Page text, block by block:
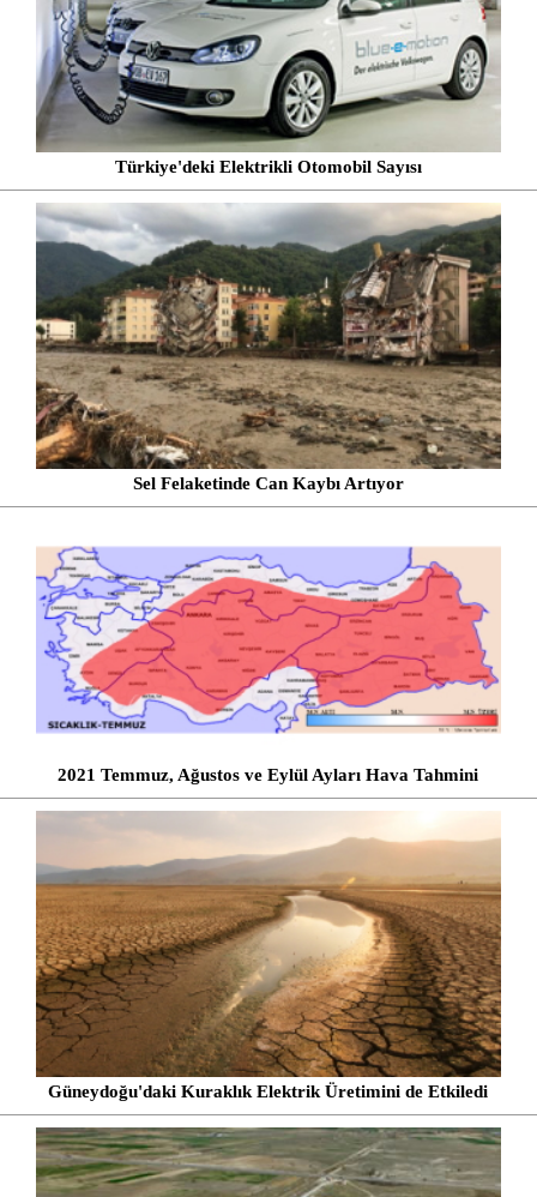
Türkiye'deki Elektrikli Otomobil Sayısı
Sel Felaketinde Can Kaybı Artıyor
2021 Temmuz, Ağustos ve Eylül Ayları Hava Tahmini
Güneydoğu'daki Kuraklık Elektrik Üretimini de Etkiledi